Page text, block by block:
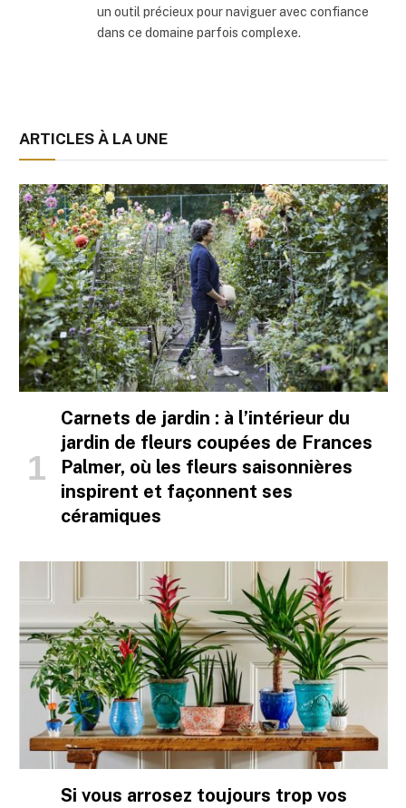
un outil précieux pour naviguer avec confiance
dans ce domaine parfois complexe.
ARTICLES À LA UNE
Carnets de jardin : à l’intérieur du
jardin de fleurs coupées de Frances
Palmer, où les fleurs saisonnières
inspirent et façonnent ses
céramiques
Si vous arrosez toujours trop vos